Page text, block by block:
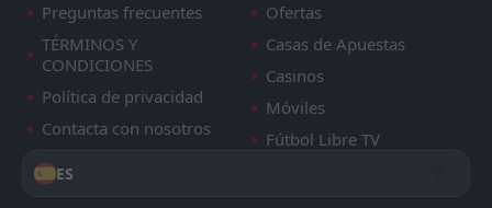
Preguntas frecuentes
TÉRMINOS Y
CONDICIONES
Política de privacidad
Contacta con nosotros
Ofertas
Casas de Apuestas
Casinos
Móviles
Fútbol Libre TV
ES